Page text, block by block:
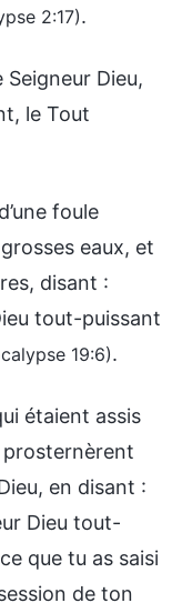
2:17).
Seigneur Dieu,
le Tout
foule
eaux, et
disant :
tout-puissant
19:6).
étaient assis
prosternèrent
en disant :
Dieu tout-
que tu as saisi
de ton